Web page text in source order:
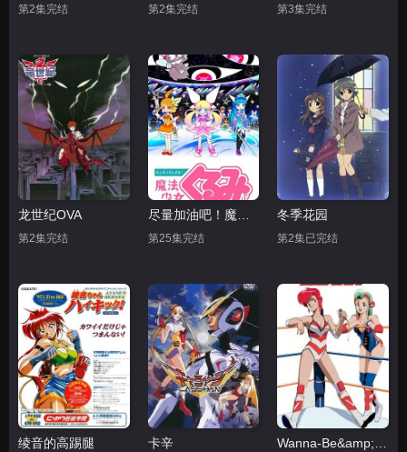
第2集完结 第2集完结 第3集完结
龙世纪OVA
第2集完结 第25集完结
冬季花园
第2集已完结
绫音的高踢腿 卡辛 Wanna-Be&amp;#039;s OVA